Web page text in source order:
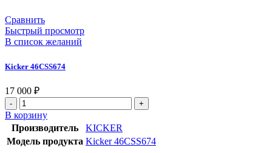
Сравнить
Быстрый просмотр
В список желаний
Kicker 46CSS674
17 000 ₽
Количество
товара
Kicker
46CSS674
В корзину
Производитель
KICKER
Модель продукта Kicker 46CSS674